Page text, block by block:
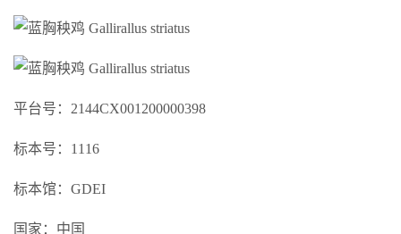
平台号：2144CX001200000398
标本号：1116
标本馆：GDEI
国家：中国